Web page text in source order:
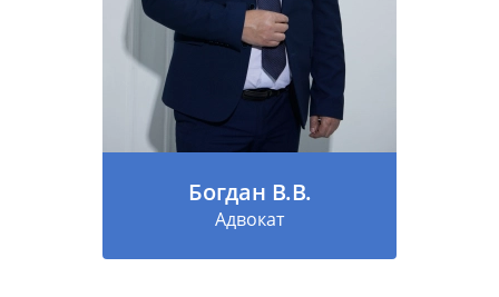
Богдан В.В.
Адвокат